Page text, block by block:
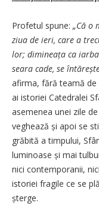
Profetul spune: „Că o
ziua de ieri, care a
lor; dimineața ca
seara cade, se
afirma, fără teamă de
ai istoriei Catedralei
asemenea unei zile
veghează și apoi se
grăbită a timpului,
luminoase și mai
nici contemporanii,
istoriei fragile ce se
șterge.